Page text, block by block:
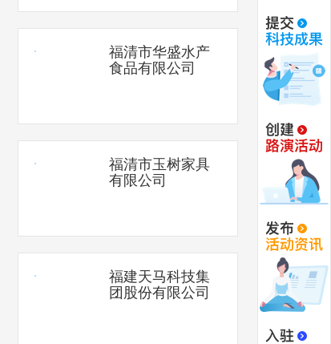
福清市华盛水产
食品有限公司
福清市玉树家具
有限公司
福建天马科技集
团股份有限公司